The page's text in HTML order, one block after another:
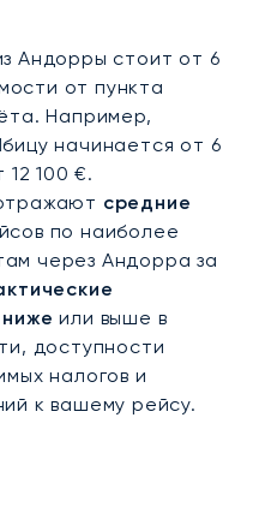
Андорры стоит от 6
от пункта
Например,
начинается от 6
100 €.
средние
по наиболее
через Андорра за
или выше в
доступности
налогов и
к вашему рейсу.